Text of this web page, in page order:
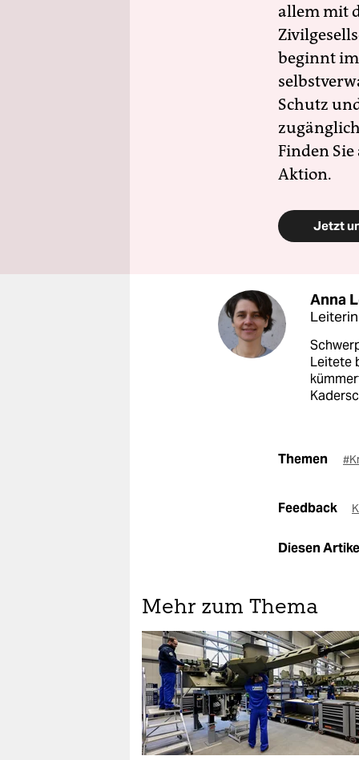
allem mit
beginnt
Schutz
Finden
Aktion.
Jetzt
Anna
Leitete
Themen
Feedback
Diesen
Mehr zum Thema